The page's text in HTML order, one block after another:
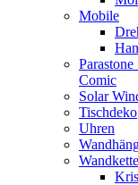
Mobile
Comic
Solar
Tischdeko
Uhren